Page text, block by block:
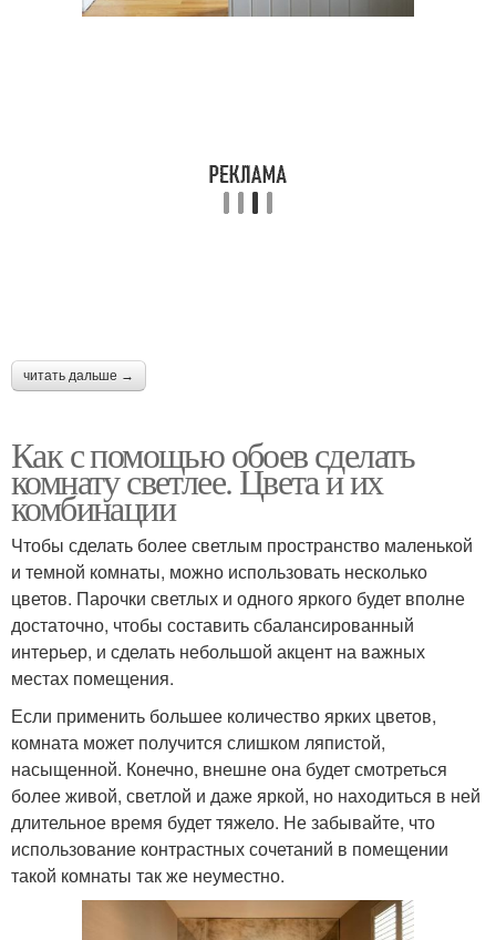
читать дальше →
Как с помощью обоев сделать
комнату светлее. Цвета и их
комбинации
Чтобы сделать более светлым пространство маленькой
и темной комнаты, можно использовать несколько
цветов. Парочки светлых и одного яркого будет вполне
достаточно, чтобы составить сбалансированный
интерьер, и сделать небольшой акцент на важных
местах помещения.
Если применить большее количество ярких цветов,
комната может получится слишком ляпистой,
насыщенной. Конечно, внешне она будет смотреться
более живой, светлой и даже яркой, но находиться в ней
длительное время будет тяжело. Не забывайте, что
использование контрастных сочетаний в помещении
такой комнаты так же неуместно.